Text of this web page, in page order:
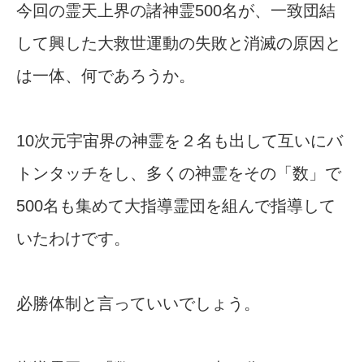
今回の霊天上界の諸神霊500名が、一致団結
して興した大救世運動の失敗と消滅の原因と
は一体、何であろうか。
10次元宇宙界の神霊を２名も出して互いにバ
トンタッチをし、多くの神霊をその「数」で
500名も集めて大指導霊団を組んで指導して
いたわけです。
必勝体制と言っていいでしょう。